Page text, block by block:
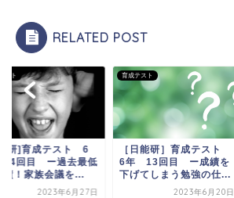
RELATED POST
スト
研]育成テスト 6
回目 ー過去最低
績！家族会議を...
2023年6月27日
育成テスト
［日能研］育成テスト
6年 13回目 ー成績を
下げてしまう勉強の仕...
2023年6月20日